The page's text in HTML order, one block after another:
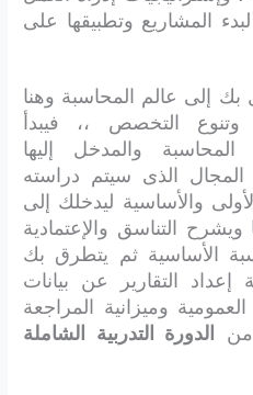
المشاريع وتطبيقها على
بك إلى عالم المحاسبة وهنا
وتنوع التخصص ،، فيبدأ
والمدخل إليها
الذى سيتم دراسته
والأساسية ليدخلك إلى
التناسق والإعتمادية
الأساسية ثم يتطرق بك
التقارير عن بيانات
وميزانية المراجعة
من الدورة التدربية الشاملة